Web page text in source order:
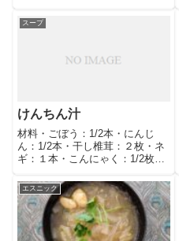
ゆ：小さじ1/2・コンソメ：追加
OK・水：４カップ作り方①水４
れてまぜる。②あとで味をとと
スープ
けんちん汁
材料・ごぼう：1/2本・にんじ
ん：1/2本・干し椎茸：２枚・ネ
ギ：１本・こんにゃく：1/2枚・
１・だし汁：５カップ・塩：小
さじ１・しょうゆ：大さじ１作
り方①塩・しょうゆ・だし汁以
外を全部いためる②だし汁入れ
て、中
エスニック